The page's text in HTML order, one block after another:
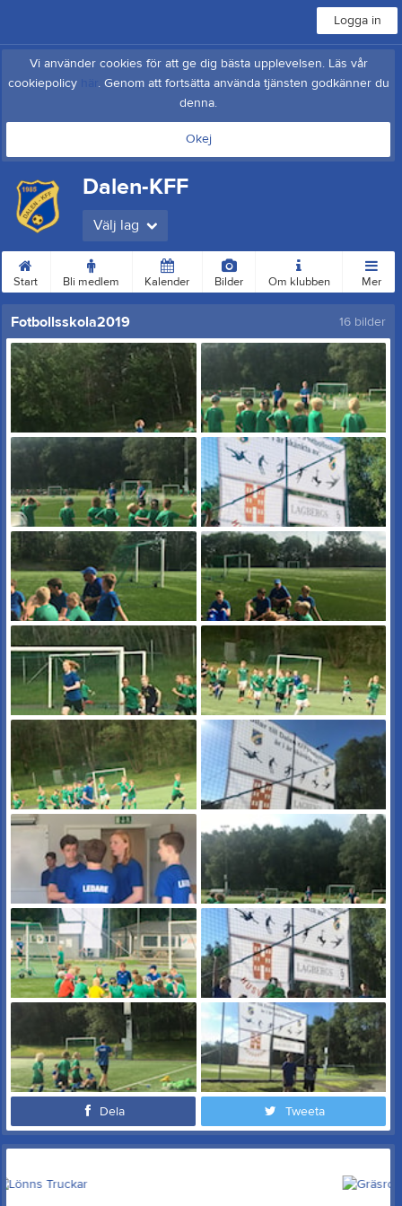
Logga in
Vi använder cookies för att ge dig bästa upplevelsen. Läs vår
cookiepolicy
. Genom att fortsätta använda tjänsten godkänner du
denna.
Okej
Dalen-KFF
Välj lag
Start Bli medlem Kalender Bilder Om klubben Mer
Fotbollsskola2019 16 bilder
Dela Tweeta